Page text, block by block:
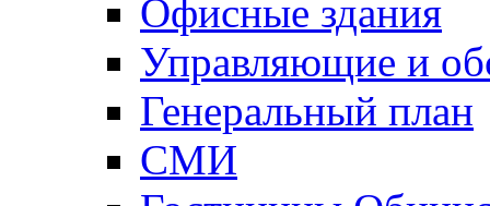
Офисные здания
Управляющие и
Генеральный план
СМИ